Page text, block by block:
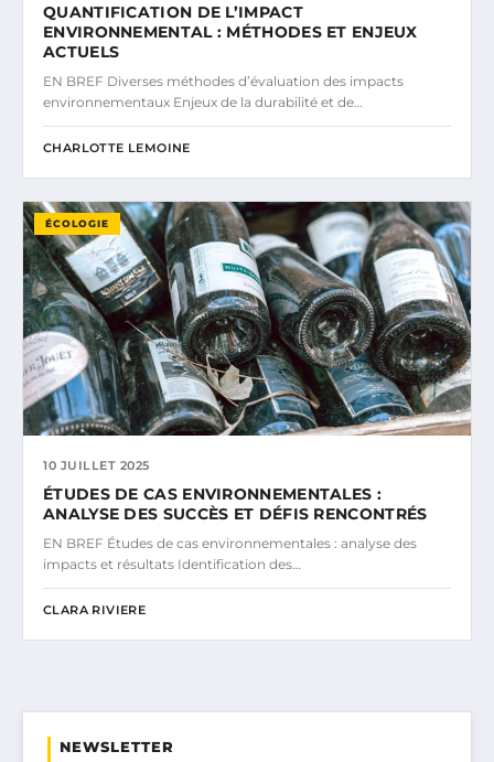
QUANTIFICATION DE L’IMPACT
ENVIRONNEMENTAL : MÉTHODES ET ENJEUX
ACTUELS
EN BREF Diverses méthodes d’évaluation des impacts
environnementaux Enjeux de la durabilité et de…
CHARLOTTE LEMOINE
ÉCOLOGIE
10 JUILLET 2025
ÉTUDES DE CAS ENVIRONNEMENTALES :
ANALYSE DES SUCCÈS ET DÉFIS RENCONTRÉS
EN BREF Études de cas environnementales : analyse des
impacts et résultats Identification des…
CLARA RIVIERE
NEWSLETTER